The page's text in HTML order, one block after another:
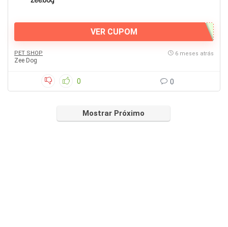
VER CUPOM
PET SHOP
Zee Dog
6 meses atrás
0 0
Mostrar Próximo